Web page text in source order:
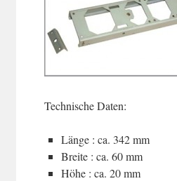
Technische Daten:
Länge : ca. 342 mm
Breite : ca. 60 mm
Höhe : ca. 20 mm